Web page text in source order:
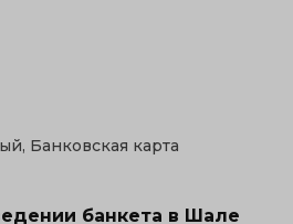
Банковская карта
банкета в Шале